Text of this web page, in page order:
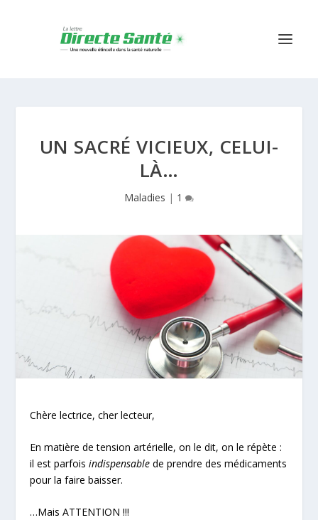
UN SACRÉ VICIEUX, CELUI-
LÀ…
Maladies | 1
Chère lectrice, cher lecteur,
En matière de tension artérielle, on le dit, on le répète :
il est parfoisindispensablede prendre des médicaments
pour la faire baisser.
…Mais ATTENTION !!!